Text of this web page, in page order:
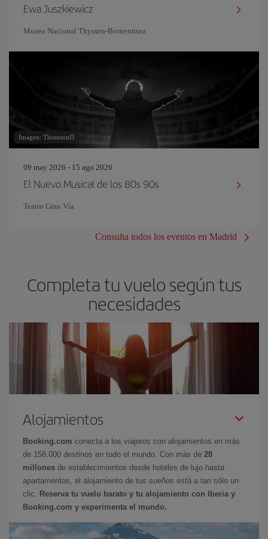
Ewa Juszkiewicz
Museo Nacional Thyssen-Bornemisza
Imagen: ThomsonD
09 may 2026 - 15 ago 2026
El Nuevo Musical de los 80s 90s
Teatro Gran Vía
Consulta todos los eventos en Madrid
Completa tu vuelo según tus
necesidades
Alojamientos
Booking.com conecta a los viajeros con alojamientos en más
de 158.000 destinos en todo el mundo. Con más de 28
millones de establecimientos desde hoteles de lujo hasta
apartamentos, el alojamiento de tus sueños está a tan sólo un
clic.
Reserva tu vuelo barato y tu alojamiento con Iberia y
Booking.com y experimenta el mundo.